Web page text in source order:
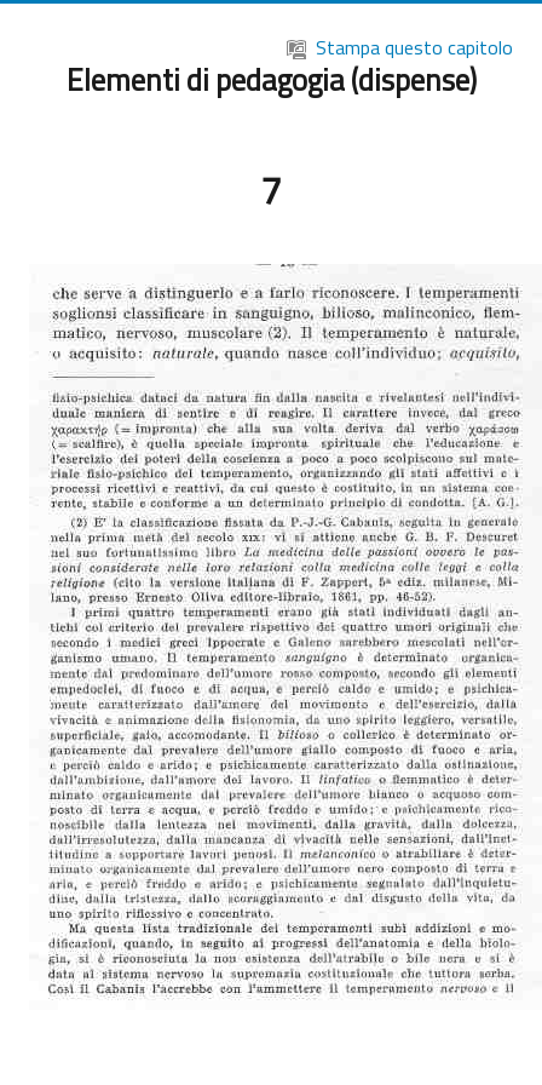
Vai al contenuto principale
Stampa questo capitolo
Elementi di pedagogia (dispense)
7